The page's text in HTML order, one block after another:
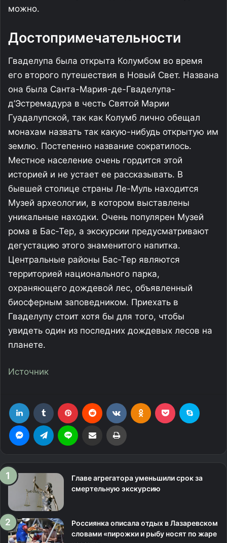
можно.
Достопримечательности
Гваделупа была открыта Колумбом во время
его второго путешествия в Новый Свет. Названа
она была Санта-Мария-де-Гваделупа-
д’Эстремадура в честь Святой Марии
Гуадалупской, так как Колумб лично обещал
монахам назвать так какую-нибудь открытую им
землю. Постепенно название сократилось.
Местное население очень гордится этой
историей и не устает ее рассказывать. В
бывшей столице страны Ле-Муль находится
Музей археологии, в котором выставлены
уникальные находки. Очень популярен Музей
рома в Бас-Тер, а экскурсии предусматривают
дегустацию этого знаменитого напитка.
Центральные районы Бас-Тер являются
территорией национального парка,
охраняющего дождевой лес, объявленный
биосферным заповедником. Приехать в
Гваделупу стоит хотя бы для того, чтобы
увидеть один из последних дождевых лесов на
планете.
Источник
Главе агрегатора уменьшили срок за
смертельную экскурсию
Россиянка описала отдых в Лазаревском
словами «пирожки и рыбу носят по жаре